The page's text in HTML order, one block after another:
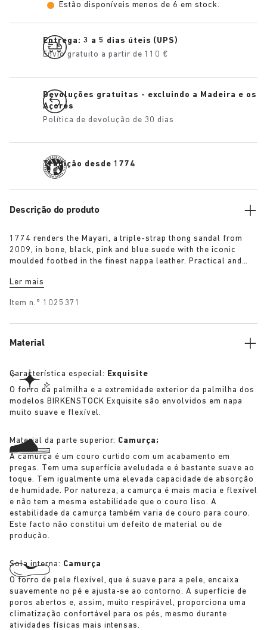
Estão disponíveis menos de 6 em stock.
Entrega: 3 a 5 dias úteis (UPS)
Envio gratuito a partir de 110 €
Devoluções gratuitas - excluindo a Madeira e os
Açores
Política de devolução de 30 dias
Tradição desde 1774
Descrição do produto
1774 renders the Mayari, a triple-strap thong sandal from
2009, in bone, black, pink and blue suede with the iconic
moulded footbed in the finest nappa leather. Practical and
instep strap for enhanced foot support to put a spring in the
Ler mais
Item n.º 1025371
Material
Característica especial: Exquisite
O forro da palmilha e a extremidade exterior da palmilha dos
modelos BIRKENSTOCK Exquisite são envolvidos em napa
muito suave e flexível.
Material da parte superior: Camurça;
A camurça é um couro curtido com um acabamento em
pregas. Tem uma superfície aveludada e é bastante suave ao
toque. Tem igualmente uma elevada capacidade de absorção
de humidade. Por natureza, a camurça é mais macia e flexível
e não tem a mesma estabilidade que o couro liso. A
estabilidade da camurça também varia de couro para couro.
Este facto não constitui um defeito de material ou de
produção.
Sola interna: Camurça
O forro de pele flexível, que é suave para a pele, encaixa
suavemente no pé e ajusta-se ao contorno. A superfície de
poros abertos e, assim, muito respirável, proporciona uma
climatização confortável para os pés, mesmo durante
atividades físicas mais intensas.